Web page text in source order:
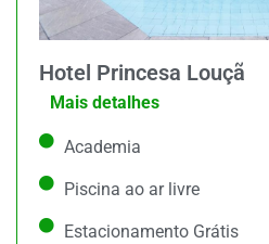
Hotel Princesa Louçã
Academia
Piscina ao ar livre
Estacionamento Grátis
Mais detalhes